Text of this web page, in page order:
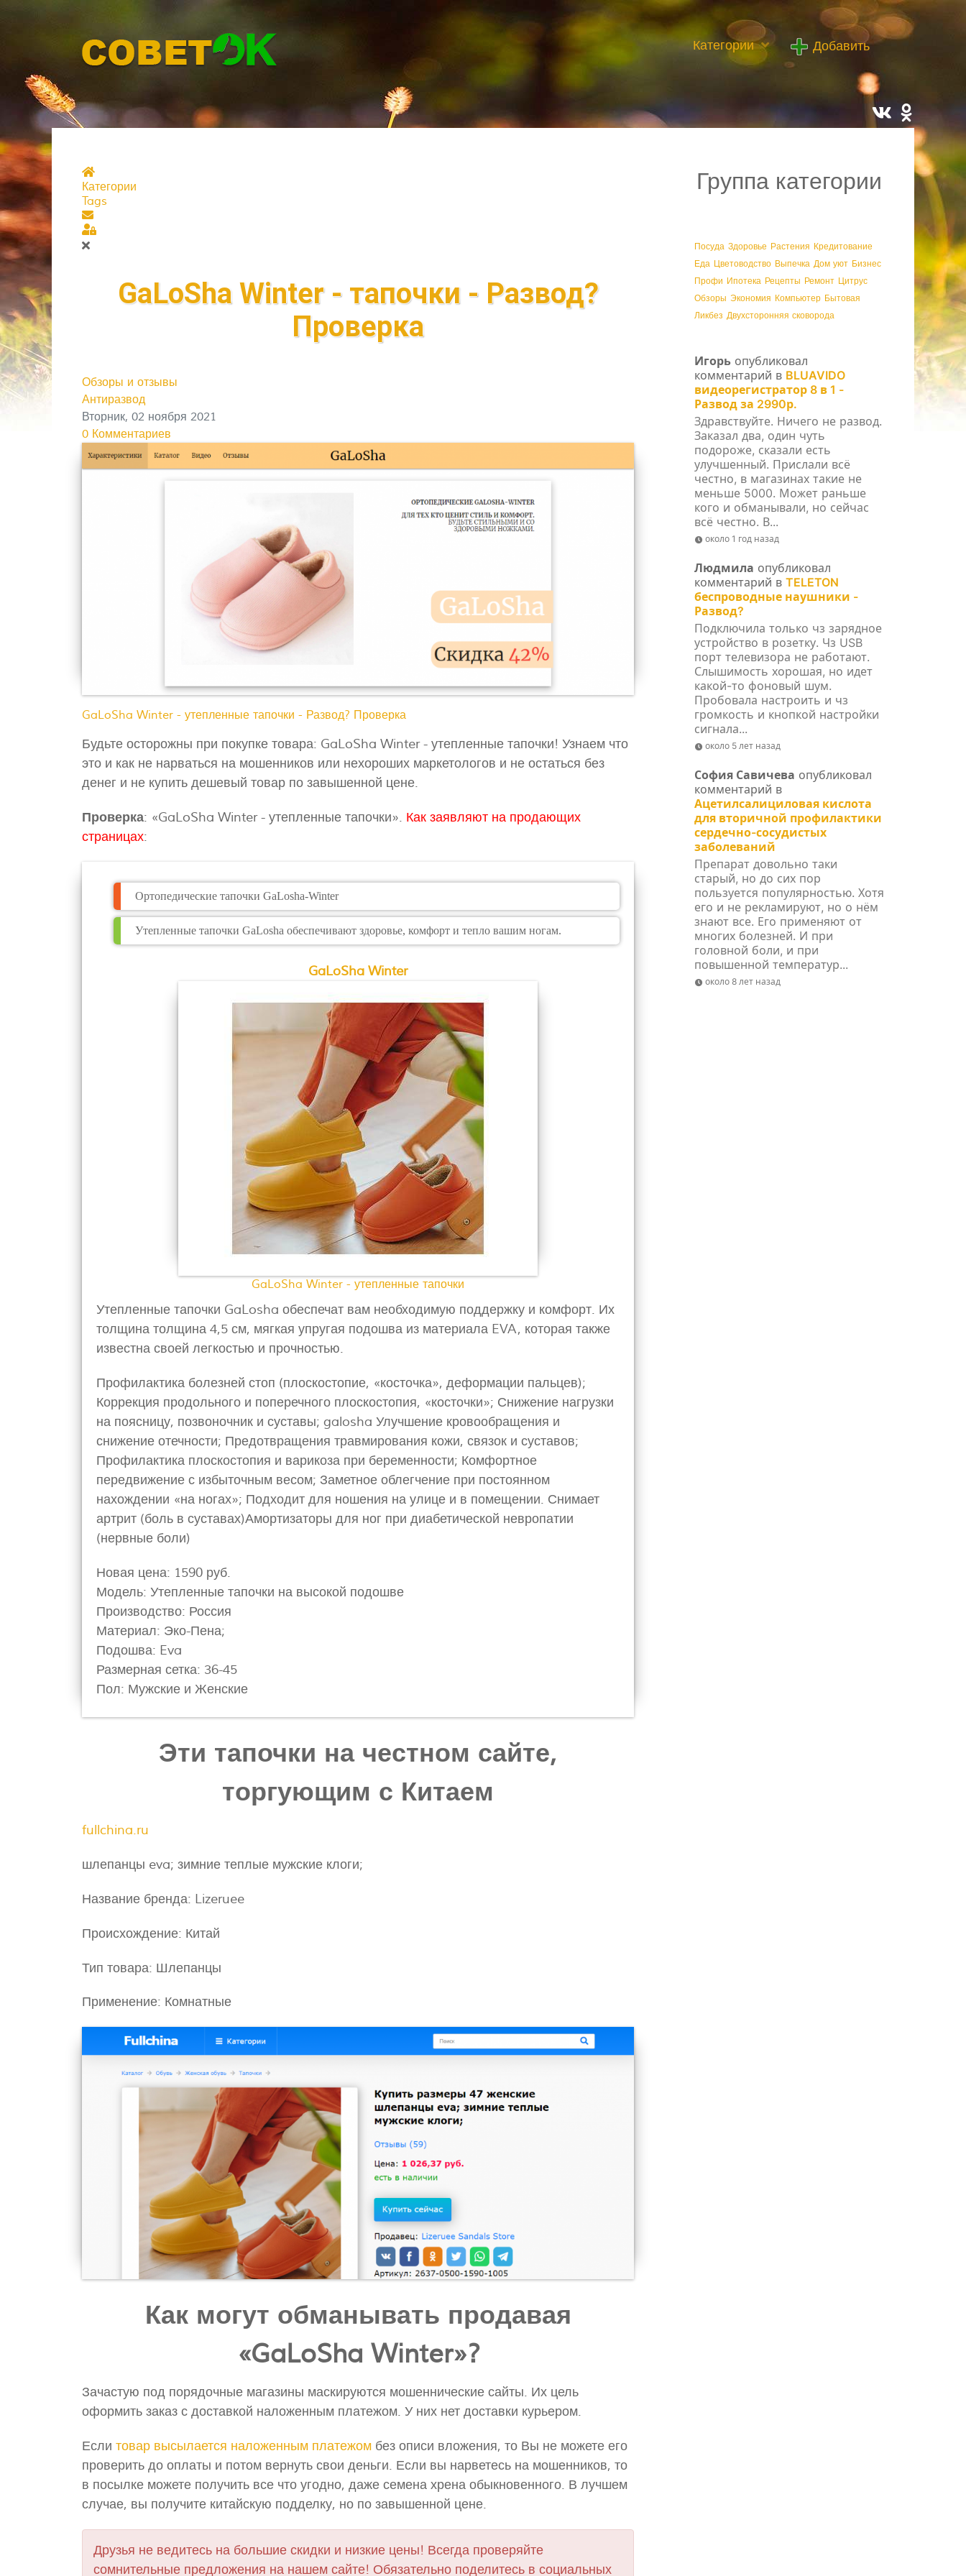
Категории Добавить
Главная страница
Категории
Tags
Подписаться на блог
Sign In
GaLoSha Winter - тапочки - Развод?
Проверка
Обзоры и отзывы
Антиразвод
Вторник, 02 ноября 2021
0 Комментариев
GaLoSha Winter - утепленные тапочки - Развод? Проверка
Будьте осторожны при покупке товара: GaLoSha Winter - утепленные тапочки! Узнаем что
это и как не нарваться на мошенников или нехороших маркетологов и не остаться без
денег и не купить дешевый товар по завышенной цене.
Проверка: «GaLoSha Winter - утепленные тапочки». Как заявляют на продающих
страницах:
Ортопедические тапочки GaLosha-Winter
Утепленные тапочки GaLosha обеспечивают здоровье, комфорт и тепло вашим ногам.
GaLoSha Winter
GaLoSha Winter - утепленные тапочки
Утепленные тапочки GaLosha обеспечат вам необходимую поддержку и комфорт. Их
толщина толщина 4,5 см, мягкая упругая подошва из материала EVA, которая также
известна своей легкостью и прочностью.
Профилактика болезней стоп (плоскостопие, «косточка», деформации пальцев);
Коррекция продольного и поперечного плоскостопия, «косточки»; Снижение нагрузки
на поясницу, позвоночник и суставы; galosha Улучшение кровообращения и
снижение отечности; Предотвращения травмирования кожи, связок и суставов;
Профилактика плоскостопия и варикоза при беременности; Комфортное
передвижение с избыточным весом; Заметное облегчение при постоянном
нахождении «на ногах»; Подходит для ношения на улице и в помещении. Снимает
артрит (боль в суставах)Амортизаторы для ног при диабетической невропатии
(нервные боли)
Новая цена: 1590 руб.
Модель: Утепленные тапочки на высокой подошве
Производство: Россия
Материал: Эко-Пена;
Подошва: Eva
Размерная сетка: 36-45
Пол: Мужские и Женские
Эти тапочки на честном сайте,
торгующим с Китаем
fullchina.ru
шлепанцы eva; зимние теплые мужские клоги;
Название бренда: Lizeruee
Происхождение: Китай
Тип товара: Шлепанцы
Применение: Комнатные
Как могут обманывать продавая
«GaLoSha Winter»?
Зачастую под порядочные магазины маскируются мошеннические сайты. Их цель
оформить заказ с доставкой наложенным платежом. У них нет доставки курьером.
Если товар высылается наложенным платежом без описи вложения, то Вы не можете его
проверить до оплаты и потом вернуть свои деньги. Если вы нарветесь на мошенников, то
в посылке можете получить все что угодно, даже семена хрена обыкновенного. В лучшем
случае, вы получите китайскую подделку, но по завышенной цене.
Друзья не ведитесь на большие скидки и низкие цены! Всегда проверяйте
сомнительные предложения на нашем сайте! Обязательно поделитесь в социальных
Группа категории
Посуда Здоровье Растения Кредитование
Еда Цветоводство Выпечка Дом уют Бизнес
Профи Ипотека Рецепты Ремонт Цитрус
Обзоры Экономия Компьютер Бытовая
Ликбез Двухсторонняя сковорода
Игорь опубликовал
комментарий в BLUAVIDO
видеорегистратор 8 в 1 -
Развод за 2990р.
Здравствуйте. Ничего не развод.
Заказал два, один чуть
подороже, сказали есть
улучшенный. Прислали всё
честно, в магазинах такие не
меньше 5000. Может раньше
кого и обманывали, но сейчас
всё честно. В...
около 1 год назад
Людмила опубликовал
комментарий в TELETON
беспроводные наушники -
Развод?
Подключила только чз зарядное
устройство в розетку. Чз USB
порт телевизора не работают.
Слышимость хорошая, но идет
какой-то фоновый шум.
Пробовала настроить и чз
громкость и кнопкой настройки
сигнала...
около 5 лет назад
София Савичева опубликовал
комментарий в
Ацетилсалициловая кислота
для вторичной профилактики
сердечно-сосудистых
заболеваний
Препарат довольно таки
старый, но до сих пор
пользуется популярностью. Хотя
его и не рекламируют, но о нём
знают все. Его применяют от
многих болезней. И при
головной боли, и при
повышенной температур...
около 8 лет назад